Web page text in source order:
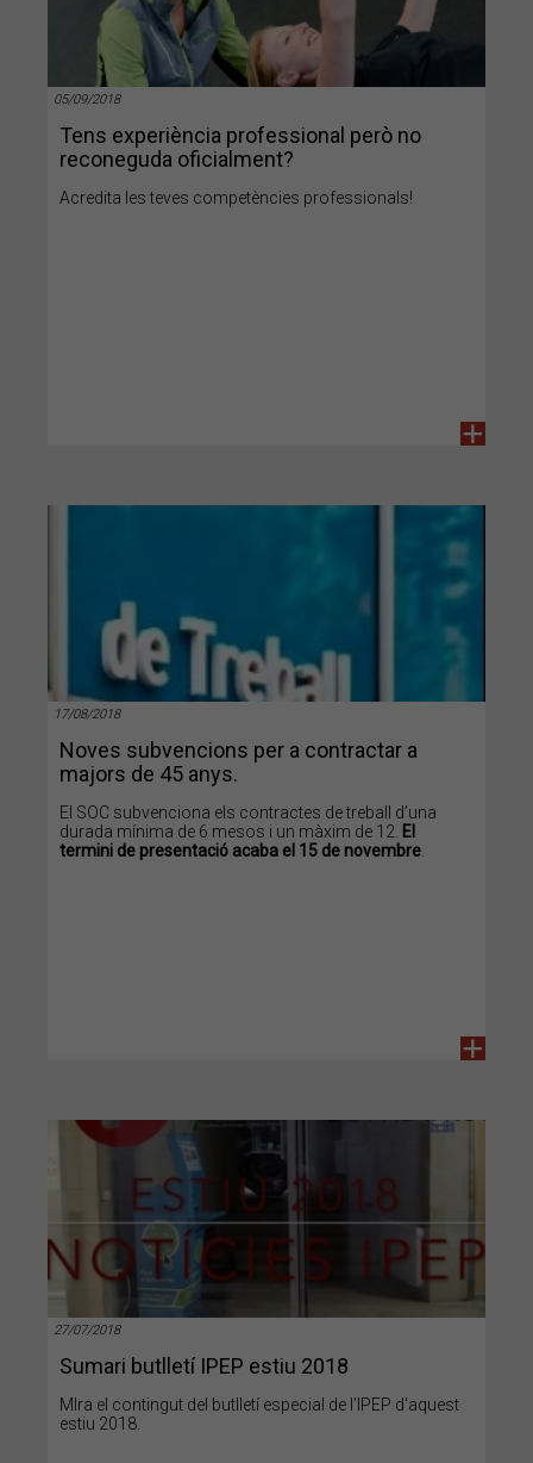
05/09/2018
Tens experiència professional però no
reconeguda oficialment?
Acredita les teves competències professionals!
+
17/08/2018
Noves subvencions per a contractar a
majors de 45 anys.
El SOC subvenciona els contractes de treball d’una
durada mínima de 6 mesos i un màxim de 12. El
termini de presentació acaba el 15 de novembre
+
27/07/2018
Sumari butlletí IPEP estiu 2018
MIra el contingut del butlletí especial de l'IPEP d'aquest
estiu 2018.